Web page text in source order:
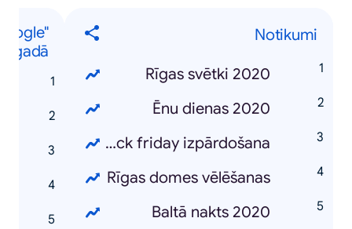
Notikumi
Rīgas svētki 2020
Ēnu dienas 2020
Black friday izpārdošana
Rīgas domes vēlēšanas
Baltā nakts 2020
gadā